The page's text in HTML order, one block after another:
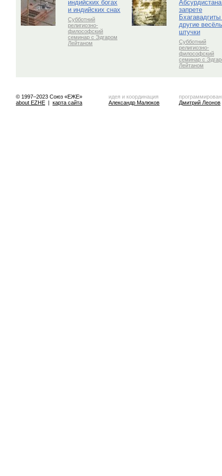
индийских богах
и индийских снах
Субботний
религиозно-
философский
семинар с Эдгаром
Лейтаном
запрете
Бхагавадгиты
другие
штучки
Субботний
религиозно-
философский
семинар с
Лейтаном
© 1997–2023 Союз «ЕЖЕ»
about EZHE | карта сайта
идея и координация
Александр Малюков
Дмитрий Леонов